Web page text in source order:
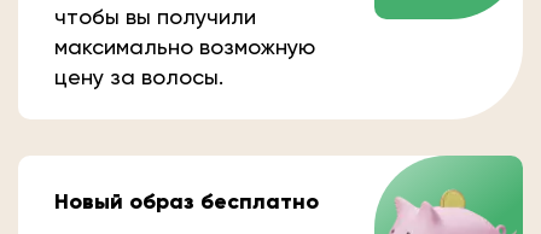
чтобы вы получили
максимально возможную
цену за волосы.
Новый образ бесплатно